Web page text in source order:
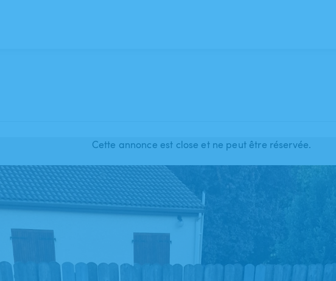
Cette annonce est close et ne peut être réservée.